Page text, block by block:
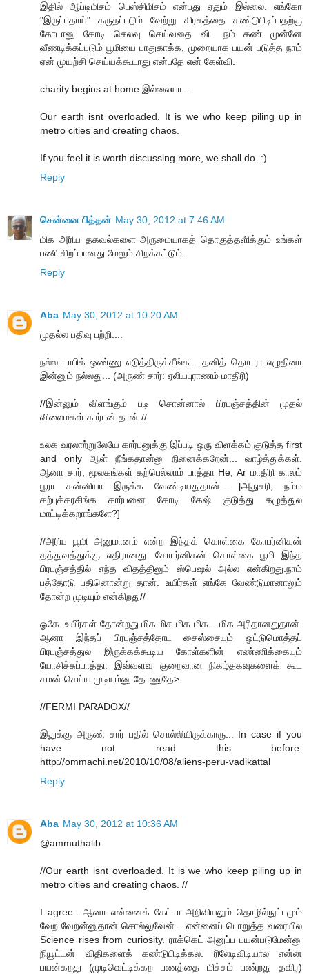
இதில் ஆப்டிமிசம் பெஸ்சிமிசம் என்பது ஏதும் இல்லை. எங்கோ
"இருப்பதாய்" கருதப்படும் வேற்று கிரகத்தை கண்டுபிடிப்பதற்கு
கோடானு கோடி செலவு செய்வதை விட நம் கண் முன்னே
வீணடிக்கப்படும் பூமியை பாதுகாக்க, முறையாக பயன் படுத்த நாம்
ஏன் முயற்சி செய்யக்கூடாது என்பதே என் கேள்வி.
charity begins at home இல்லையா...
Our earth isnt overloaded. It is we who keep piling up in
metro cities and creating chaos.
If you feel it is worth discussing more, we shall do. :)
Reply
சென்னை பித்தன் May 30, 2012 at 7:46 AM
மிக அரிய தகவல்களை அருமையாகத் தொகுத்தளிக்கும் உங்கள்
பணி சிறப்பானது.மேலும் சிறக்கட்டும்.
Reply
Aba May 30, 2012 at 10:20 AM
முதல்ல பதிவு பற்றி....
நல்ல டாபிக் ஒண்ணு எடுத்திருக்கீங்க... தனித் தொடரா எழுதினா
இன்னும் நல்லது... (அருண் சார்: ஏலியபுராணம் மாதிரி)
//இன்னும் விளங்கும் படி சொன்னால் பிரபஞ்சத்தின் முதல்
விலைமகள் கார்பன் தான்.//
உலக வரலாற்றுலேயே கார்பனுக்கு இப்படி ஒரு விளக்கம் குடுத்த first
and only ஆள் நீங்கதான்னு நினைக்கறேன்... வாழ்த்துக்கள்.
ஆனா சார், மூலகங்கள் கற்பெல்லாம் பாத்தா He, Ar மாதிரி காலம்
பூரா கன்னியா இருக்க வேண்டியதுதான்... [அதுசரி, நம்ம
கற்புக்கரசிங்க கார்பனை கோடி கேஷ் குடுத்து கழுத்துல
மாட்டிக்கறாங்களே?]
//அரிய பூமி அனுமானம் என்ற இந்தக் கொள்கை கோபர்னிகன்
தத்துவத்துக்கு எதிரானது. கோபர்னிகன் கொள்கை பூமி இந்த
பிரபஞ்சத்தில் எந்த விதத்திலும் ஸ்பெஷல் அல்ல என்கிறது.நாம்
பத்தோடு பதினொன்று தான். உயிர்கள் எங்கே வேண்டுமானாலும்
தோன்ற முடியும் என்கிறது//
ஓகே. உயிர்கள் தோன்றது மிக மிக மிக மிக....மிக அரிதானதுதான்.
ஆனா இந்தப் பிரபஞ்சத்தோட சைஸ்சையும் ஒட்டுமொத்தப்
பிரபஞ்சத்துல இருக்கக்கூடிய கோள்களின் எண்ணிக்கையும்
யோசிச்சுப்பாத்தா இவ்வளவு குறைவான நிகழ்தகவுகளைக் கூட
சமன் செய்ய முடியும்னு தோணுதே>
//FERMI PARADOX//
இதுக்கு அருண் சார் பதில் சொல்லியிருக்காரு... In case if you
have not read this before:
http://ommachi.net/2010/10/08/aliens-peru-vadikattal
Reply
Aba May 30, 2012 at 10:36 AM
@ammuthalib
//Our earth isnt overloaded. It is we who keep piling up in
metro cities and creating chaos. //
I agree.. ஆனா என்னைக் கேட்டா அறிவியலும் தொழில்நுட்பமும்
வேற வேறன்னுதான் சொல்லுவேன்... என்னைப் பொறுத்த வரையில
Science rises from curiosity. ராக்கெட் அனுப்ப பயன்படுமேன்னு
நியூட்டன் விதிகளைக் கண்டுபிடிக்கல. ரிலேடிவிடியால என்ன
பயன்கறது (முடிவெட்டிக்கற பணத்தை மிச்சம் பண்றது தவிர)